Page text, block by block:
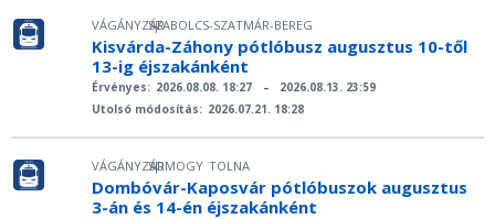
VÁGÁNYZÁR
|
SZABOLCS-SZATMÁR-BEREG
Kisvárda-Záhony pótlóbusz augusztus 10-től
13-ig éjszakánként
Érvényes: 2026.08.08. 18:27 –
2026.08.13. 23:59
Utolsó módosítás: 2026.07.21. 18:28
VÁGÁNYZÁR
|
SOMOGY TOLNA
Dombóvár-Kaposvár pótlóbuszok augusztus
3-án és 14-én éjszakánként